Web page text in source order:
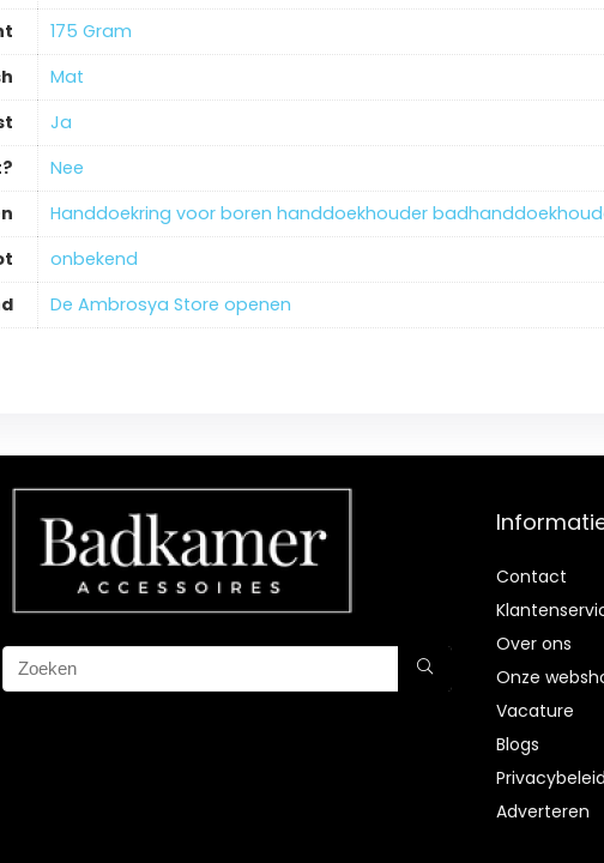
‎175 Gram
‎Mat
‎Ja
‎Nee
‎Handdoekring voor boren handdoekhouder
‎onbekend
De Ambrosya Store openen
Contact
Over ons
Onze
Vacature
Blogs
Privacybeleid
Adverteren